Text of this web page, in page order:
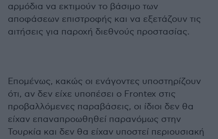
αρμόδια να εκτιμούν το βάσιμο των
αποφάσεων επιστροφής και να εξετάζουν τις
αιτήσεις για παροχή διεθνούς προστασίας.
Επομένως, κακώς οι ενάγοντες υποστηρίζουν
ότι, αν δεν είχε υποπέσει ο Frontex στις
προβαλλόμενες παραβάσεις, οι ίδιοι δεν θα
είχαν επαναπροωθηθεί παρανόμως στην
Τουρκία και δεν θα είχαν υποστεί περιουσιακή